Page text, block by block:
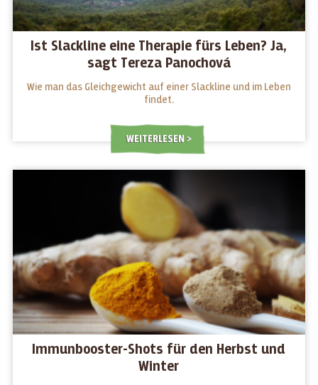
Ist Slackline eine Therapie fürs Leben? Ja,
sagt Tereza Panochová
Wie man das Gleichgewicht auf einer Slackline und im Leben
findet.
WEITERLESEN
Immunbooster-Shots für den Herbst und
Winter